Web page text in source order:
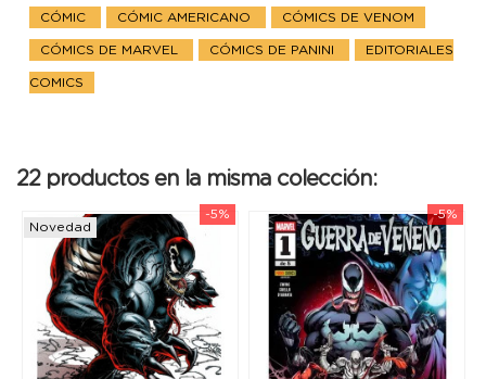
CÓMIC CÓMIC AMERICANO CÓMICS DE VENOM
CÓMICS DE MARVEL CÓMICS DE PANINI EDITORIALES
COMICS
22 productos en la misma colección:
-5%
Novedad
-5%